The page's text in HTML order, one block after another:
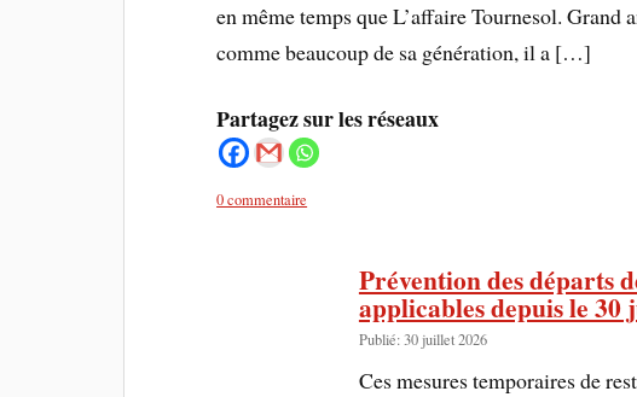
en même temps que L’affaire Tournesol. Grand
comme beaucoup de sa génération, il a […]
Partagez sur les réseaux
0 commentaire
Prévention des départs
applicables depuis le 30
Publié: 30 juillet 2026
Ces mesures temporaires de